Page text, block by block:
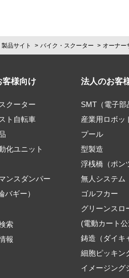
品サイト バイク・スクーター オーナー
客様向け
クーター
ト自転車
化ユニット
ンスダンパー
バギー）
索
報
法人のお客
SMT（電子部
産業用ロボッ
プール
型製造
浮桟橋（ポン
無人システム
ゴルフカー
グリーンスロ
(電動カート公
鋳造（ダイキ
細胞ピッキン
イメージング